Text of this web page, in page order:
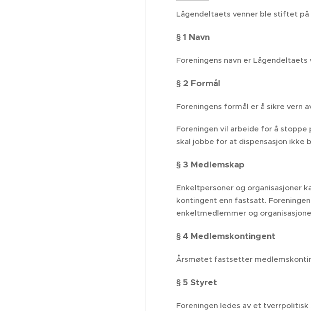
Lågendeltaets venner ble stiftet
§ 1 Navn
Foreningens navn er Lågendeltaets
§ 2 Formål
Foreningens formål er å sikre vern
Foreningen vil arbeide for å
skal jobbe for at dispensasjon ikke
§ 3 Medlemskap
Enkeltpersoner og organisasjoner
kontingent enn fastsatt.
enkeltmedlemmer og
§ 4 Medlemskontingent
Årsmøtet fastsetter
§ 5 Styret
Foreningen ledes av et